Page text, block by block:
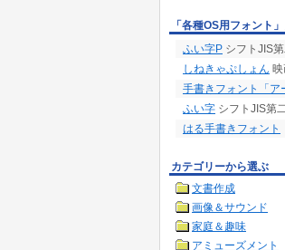
「各種OS用フォント
ふい字P シフトJIS
しねきゃぷしょん 映
手書きフォント「ア
ふい字 シフトJIS第
はる手書きフォント
カテゴリーから選ぶ
文書作成
画像＆サウンド
家庭＆趣味
アミューズメント